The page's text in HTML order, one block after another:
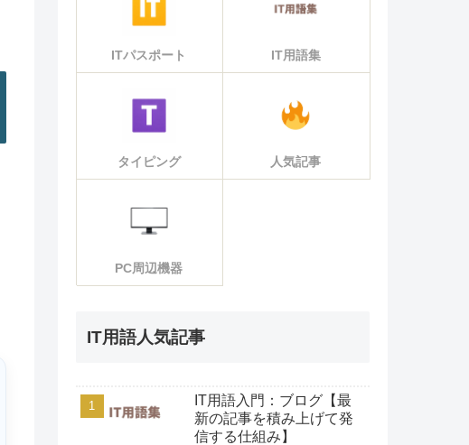
ITパスポート IT用語集
タイピング 人気記事
PC周辺機器
IT用語人気記事
IT用語入門：ブログ【最
新の記事を積み上げて発
信する仕組み】